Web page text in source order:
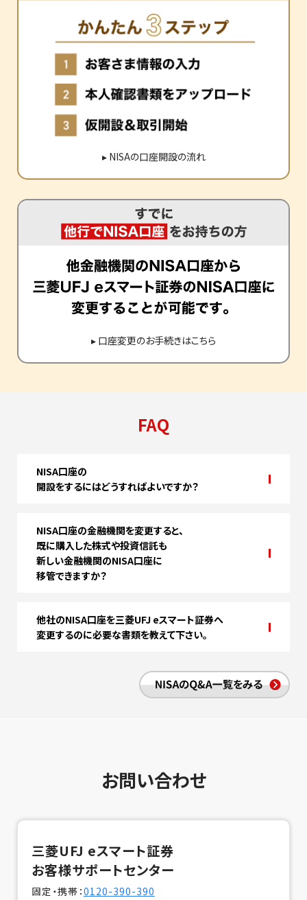
▸ NISAの口座開設の流れ
▸ 口座変更のお手続きはこちら
FAQ
NISA口座の
開設をするにはどうすればよいですか？
NISA口座の金融機関を変更すると、
既に購入した株式や投資信託も
新しい金融機関のNISA口座に
移管できますか？
他社のNISA口座を三菱UFJ eスマート証券へ
変更するのに必要な書類を教えて下さい。
お問い合わせ
三菱UFJ eスマート証券
お客様サポートセンター
固定・携帯：0120-390-390